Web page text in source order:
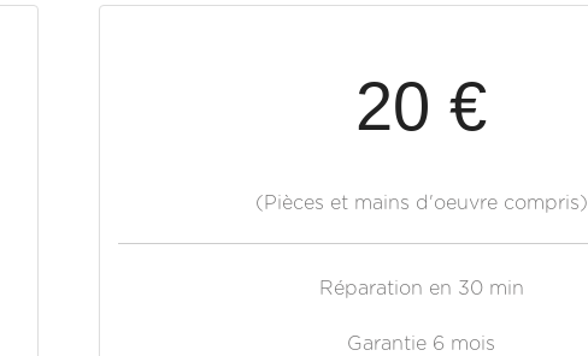
20 €
(Pièces et mains d'oeuvre compris)
Réparation en 30 min
Garantie 6 mois